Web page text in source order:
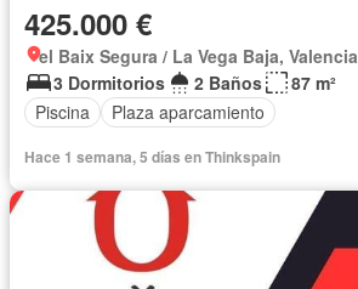
425.000 €
el Baix Segura / La Vega Baja, Valencia
3 Dormitorios
2 Baños
87 m²
Piscina
Plaza aparcamiento
Hace 1 semana, 5 días en Thinkspain